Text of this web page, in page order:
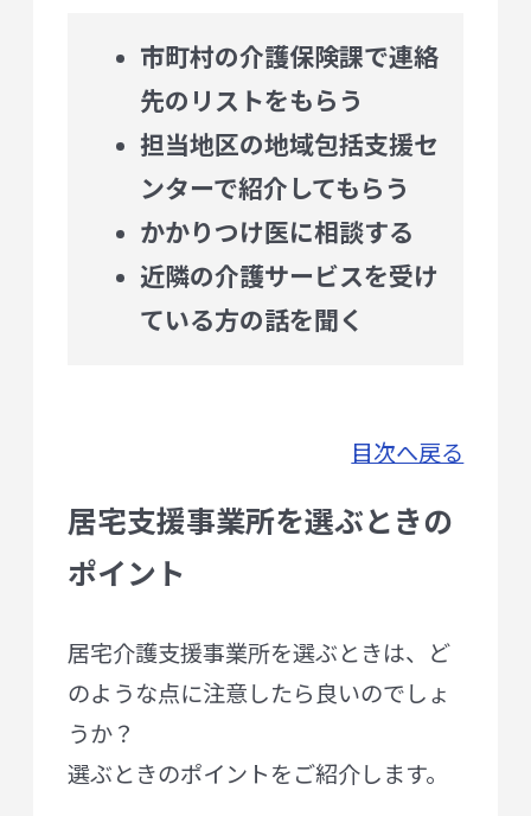
市町村の介護保険課で連絡
先のリストをもらう
担当地区の地域包括支援セ
ンターで紹介してもらう
かかりつけ医に相談する
近隣の介護サービスを受け
ている方の話を聞く
目次へ戻る
居宅支援事業所を選ぶときの
ポイント
居宅介護支援事業所を選ぶときは、ど
のような点に注意したら良いのでしょ
うか？
選ぶときのポイントをご紹介します。